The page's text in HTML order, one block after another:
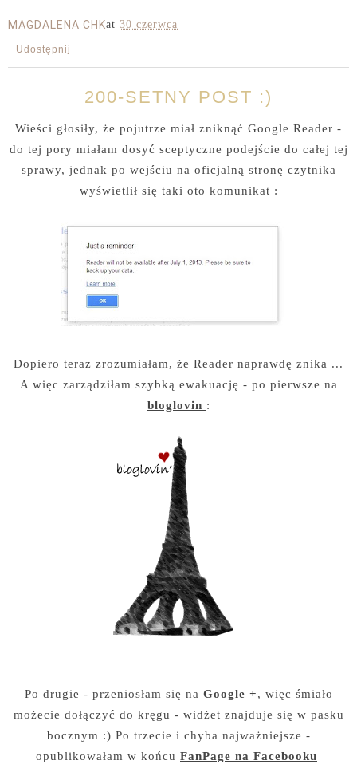
MAGDALENA CHKat 30 czerwca
Udostępnij
200-SETNY POST :)
Wieści głosiły, że pojutrze miał zniknąć Google Reader -
do tej pory miałam dosyć sceptyczne podejście do całej tej
sprawy, jednak po wejściu na oficjalną stronę czytnika
wyświetlił się taki oto komunikat :
Dopiero teraz zrozumiałam, że Reader naprawdę znika ...
A więc zarządziłam szybką ewakuację - po pierwsze na
bloglovin :
Po drugie - przeniosłam się na Google +, więc śmiało
możecie dołączyć do kręgu - widżet znajduje się w pasku
bocznym :) Po trzecie i chyba najważniejsze -
opublikowałam w końcu FanPage na Facebooku